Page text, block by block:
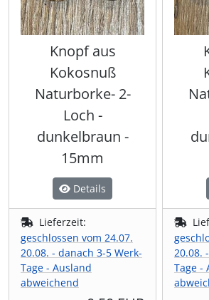
Knopf aus
Kokosnuß
Naturborke- 2-
Loch -
dunkelbraun -
15mm
Details
Lieferzeit:
geschlossen vom 24.07.
20.08. - danach 3-5 Werk-
Tage - Ausland
abweichend
20.08.
Tage -